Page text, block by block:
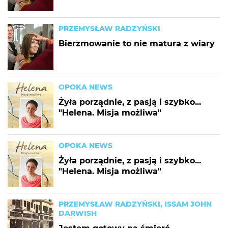
PRZEMYSŁAW RADZYŃSKI
Bierzmowanie to nie matura z wiary
OPOKA NEWS
Żyła porządnie, z pasją i szybko...
"Helena. Misja możliwa"
OPOKA NEWS
Żyła porządnie, z pasją i szybko...
"Helena. Misja możliwa"
PRZEMYSŁAW RADZYŃSKI, ISSAM JOHN
DARWISH